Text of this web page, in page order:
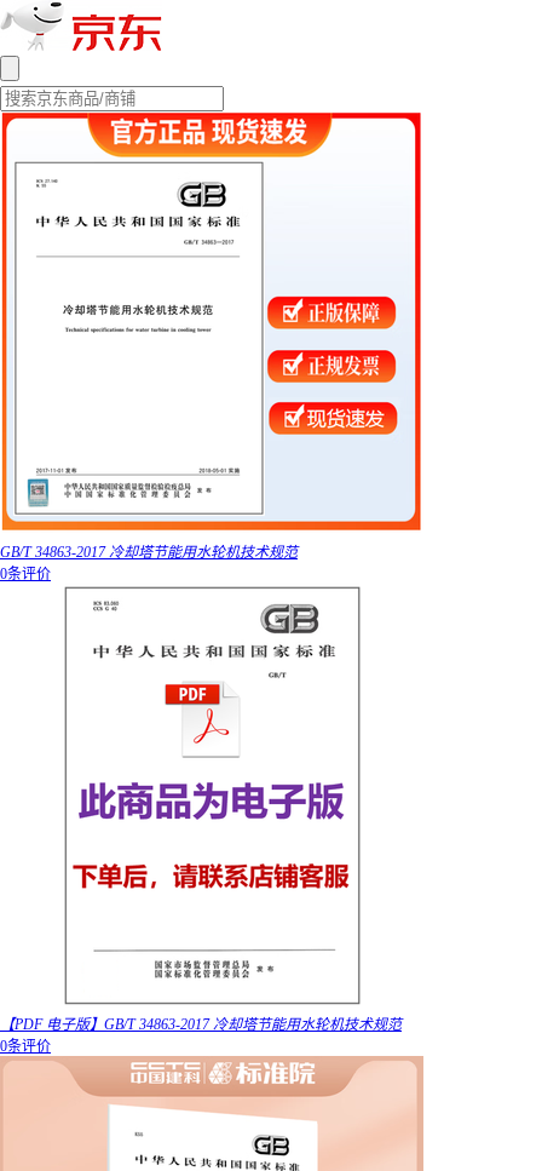
GB/T 34863-2017 冷却塔节能用水轮机技术规范
0条评价
【PDF 电子版】GB/T 34863-2017 冷却塔节能用水轮机技术规范
0条评价